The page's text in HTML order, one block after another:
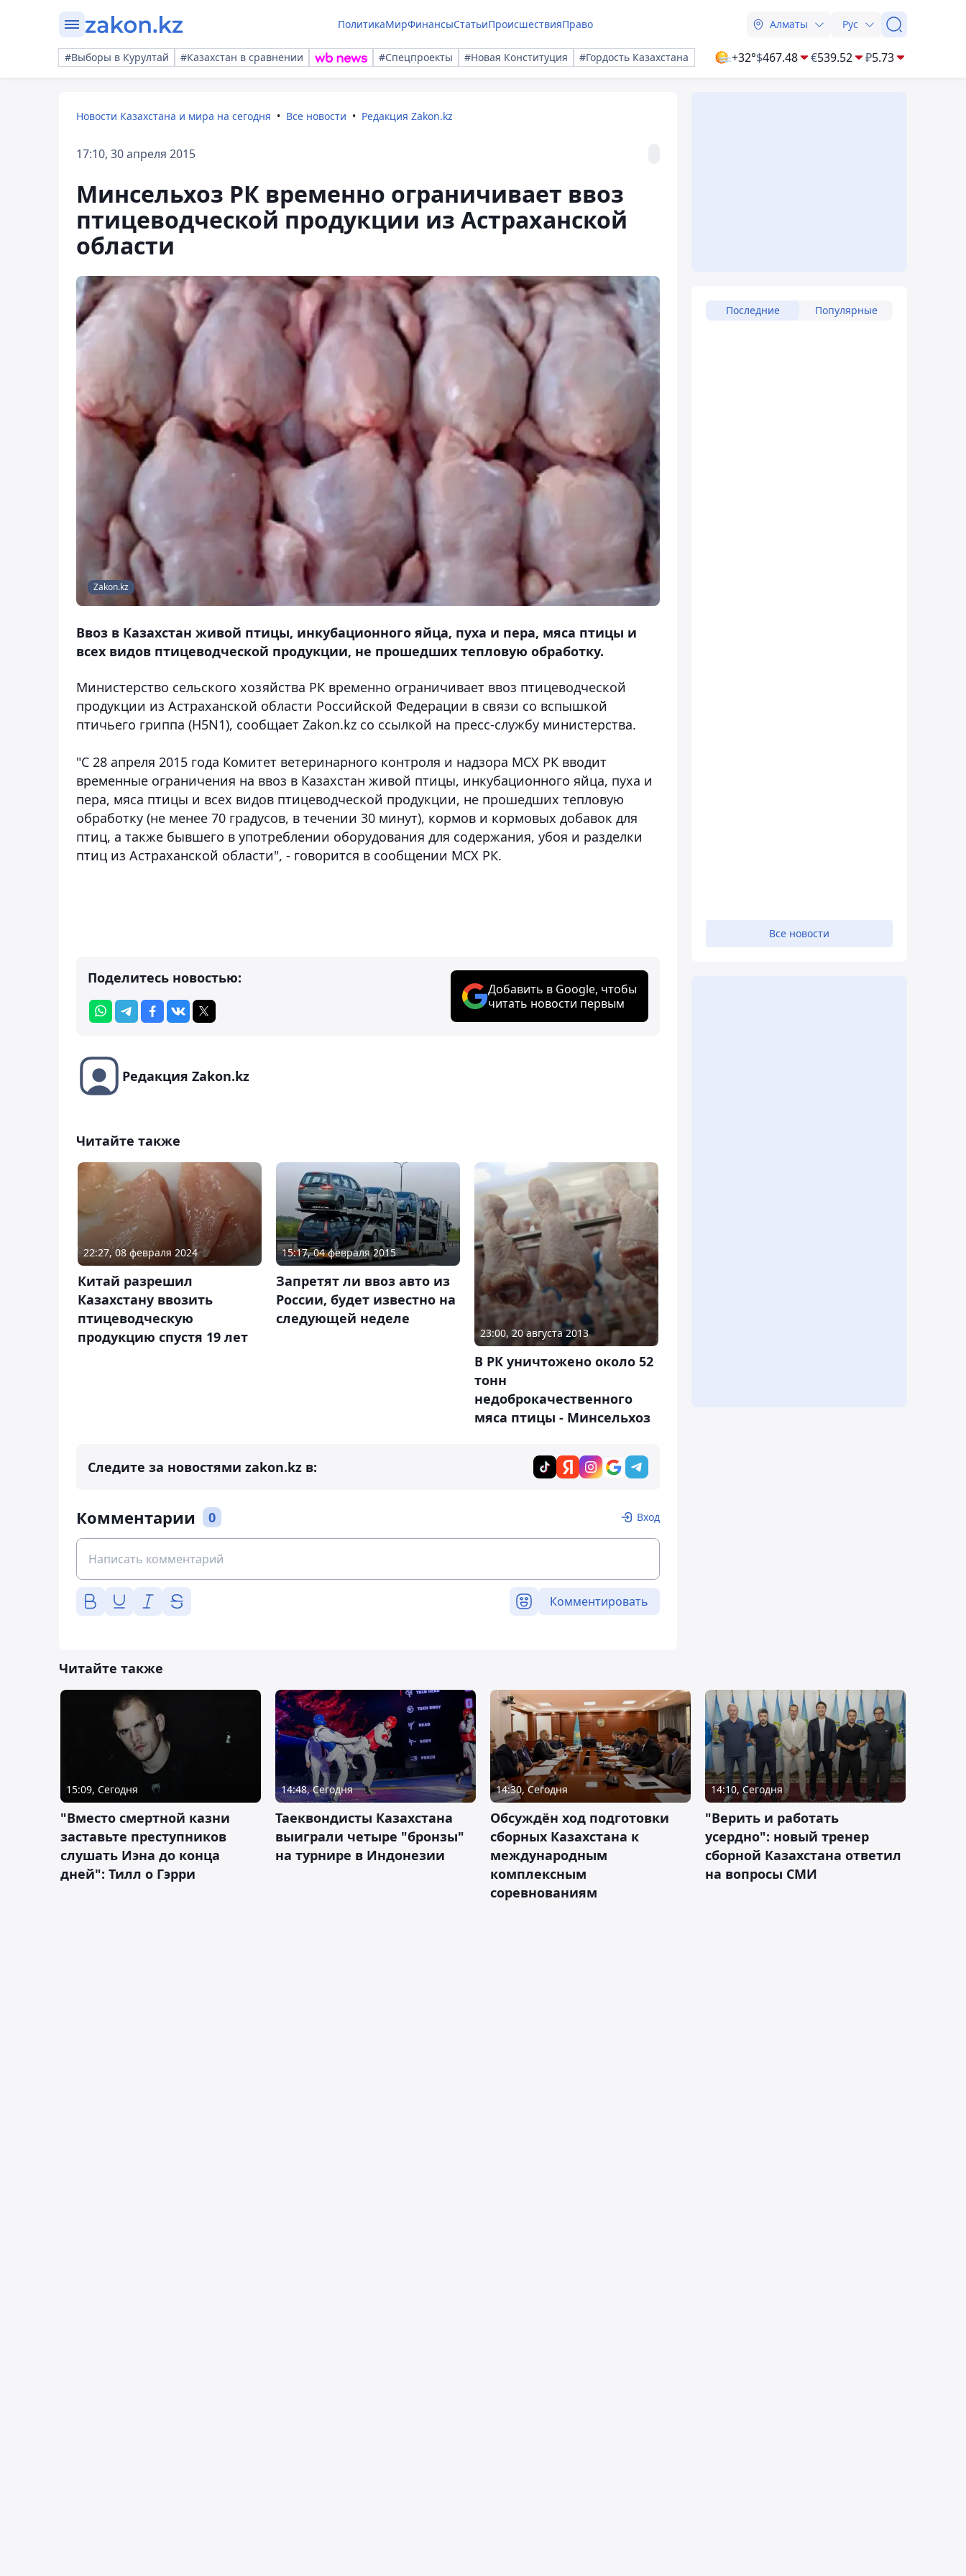
ПолитикаМирФинансыСтатьиПроисшествияПраво Алматы Рус
#Выборы в Курултай #Казахстан в сравнении #Спецпроекты #Новая Конституция #Гордость Казахстана +32°$467.48 €539.52 ₽5.73
Новости Казахстана и мира на сегодня Все новости Редакция Zakon.kz
17:10, 30 апреля 2015
Минсельхоз РК временно ограничивает ввоз
птицеводческой продукции из Астраханской
области
Zakon.kz
Ввоз в Казахстан живой птицы, инкубационного яйца, пуха и пера, мяса птицы и
всех видов птицеводческой продукции, не прошедших тепловую обработку.
Министерство сельского хозяйства РК временно ограничивает ввоз птицеводческой
продукции из Астраханской области Российской Федерации в связи со вспышкой
птичьего гриппа (H5N1), сообщает Zakon.kz со ссылкой на пресс-службу министерства.
"С 28 апреля 2015 года Комитет ветеринарного контроля и надзора МСХ РК вводит
временные ограничения на ввоз в Казахстан живой птицы, инкубационного яйца, пуха и
пера, мяса птицы и всех видов птицеводческой продукции, не прошедших тепловую
обработку (не менее 70 градусов, в течении 30 минут), кормов и кормовых добавок для
птиц, а также бывшего в употреблении оборудования для содержания, убоя и разделки
птиц из Астраханской области", - говорится в сообщении МСХ РК.
Поделитесь новостью:
Добавить в Google, чтобы
читать новости первым
Редакция Zakon.kz
Читайте также
22:27, 08 февраля 2024
Китай разрешил
Казахстану ввозить
птицеводческую
продукцию спустя 19 лет
15:17, 04 февраля 2015
Запретят ли ввоз авто из
России, будет известно на
следующей неделе
23:00, 20 августа 2013
В РК уничтожено около 52
тонн
недоброкачественного
мяса птицы - Минсельхоз
Следите за новостями zakon.kz в:
Комментарии 0 Вход
Комментировать
Последние Популярные
Все новости
Читайте также
15:09, Сегодня
"Вместо смертной казни
заставьте преступников
слушать Иэна до конца
дней": Тилл о Гэрри
14:48, Сегодня
Таеквондисты Казахстана
выиграли четыре "бронзы"
на турнире в Индонезии
14:30, Сегодня
Обсуждён ход подготовки
сборных Казахстана к
международным
комплексным
соревнованиям
14:10, Сегодня
"Верить и работать
усердно": новый тренер
сборной Казахстана ответил
на вопросы СМИ